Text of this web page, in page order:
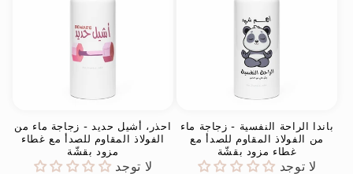
احذر، أشيل حديد - زجاجة ماء من
الفولاذ المقاوم للصدأ مع غطاء
مزود بقشّة
لا توجد
باندا الراحة النفسية - زجاجة ماء
من الفولاذ المقاوم للصدأ مع
غطاء مزود بقشّة
لا توجد